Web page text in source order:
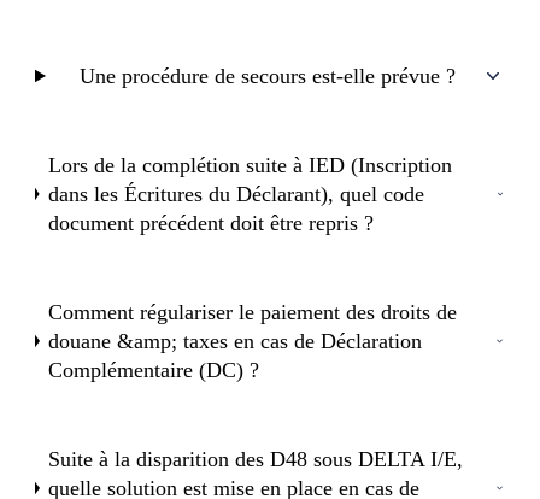
Une procédure de secours est-elle prévue ?
Lors de la complétion suite à IED (Inscription
dans les Écritures du Déclarant), quel code
document précédent doit être repris ?
Comment régulariser le paiement des droits de
douane &amp; taxes en cas de Déclaration
Complémentaire (DC) ?
Suite à la disparition des D48 sous DELTA I/E,
quelle solution est mise en place en cas de